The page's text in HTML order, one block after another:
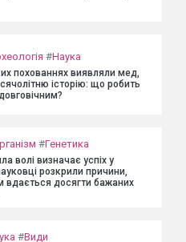
#Наука
похованнях виявляли мед,
історію: що робить
#Генетика
волі визначає успіх у
розкрили причини,
вдається досягти бажаних
#Види